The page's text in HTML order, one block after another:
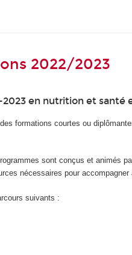
2022/2023
en nutrition et
formations courtes ou
sont conçus et animés
nécessaires pour
suivants :